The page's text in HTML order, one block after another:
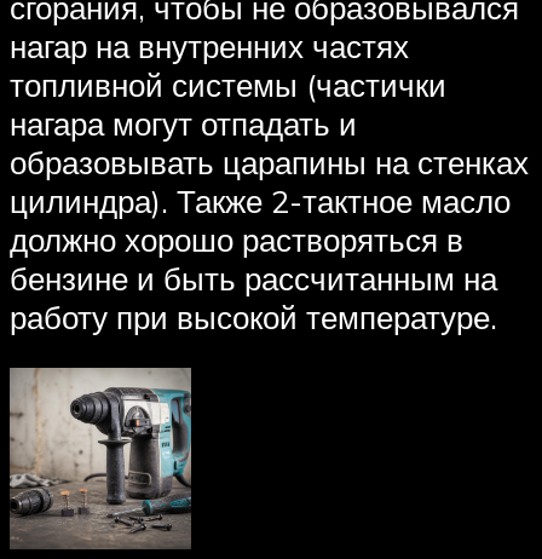
нагар на внутренних частях
топливной системы (частички
нагара могут отпадать и
образовывать царапины на стенках
цилиндра). Также 2-тактное масло
должно хорошо растворяться в
бензине и быть рассчитанным на
работу при высокой температуре.